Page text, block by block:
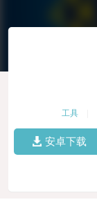
工具
安卓下载